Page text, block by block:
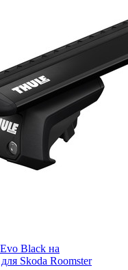
Black на
Skoda Roomster